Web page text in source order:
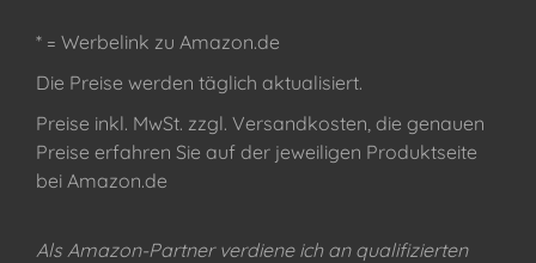
* = Werbelink zu Amazon.de
Die Preise werden täglich aktualisiert.
Preise inkl. MwSt. zzgl. Versandkosten, die genauen
Preise erfahren Sie auf der jeweiligen Produktseite
bei Amazon.de
Als Amazon-Partner verdiene ich an qualifizierten